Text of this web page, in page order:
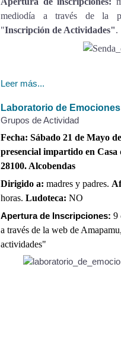
mediodía a través de la
"Inscripción de Actividades".
Leer más...
Laboratorio de Emociones
Grupos de Actividad
Fecha: Sábado 21 de Mayo
presencial impartido en Casa
28100. Alcobendas
Dirigido a: madres y padres.
horas. Ludoteca: NO
Apertura de Inscripciones: 9
a través de la web de
actividades"